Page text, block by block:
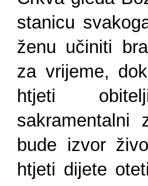
stanicu
ženu učiniti
za vrijeme,
htjeti
sakramentalni
bude izvor
htjeti dijete